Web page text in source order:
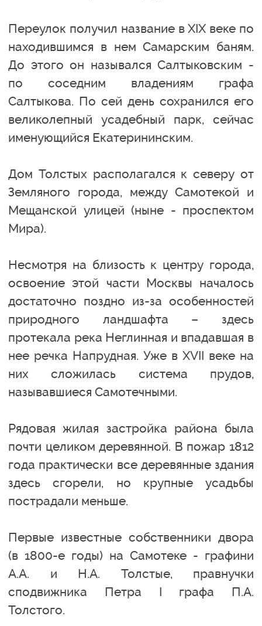
Переулок получил название в XIX веке по
находившимся в нем Самарским баням.
До этого он назывался Салтыковским -
по соседним владениям графа
Салтыкова. По сей день сохранился его
великолепный усадебный парк, сейчас
именующийся Екатерининским.
Дом Толстых располагался к северу от
Земляного города, между Самотекой и
Мещанской улицей (ныне - проспектом
Мира).
Несмотря на близость к центру города,
освоение этой части Москвы началось
достаточно поздно из-за особенностей
природного ландшафта – здесь
протекала река Неглинная и впадавшая в
нее речка Напрудная. Уже в XVII веке на
них сложилась система прудов,
называвшиеся Самотечными.
Рядовая жилая застройка района была
почти целиком деревянной. В пожар 1812
года практически все деревянные здания
здесь сгорели, но крупные усадьбы
пострадали меньше.
Первые известные собственники двора
(в 1800-е годы) на Самотеке - графини
А.А. и Н.А. Толстые, правнучки
сподвижника Петра I графа П.А.
Толстого.